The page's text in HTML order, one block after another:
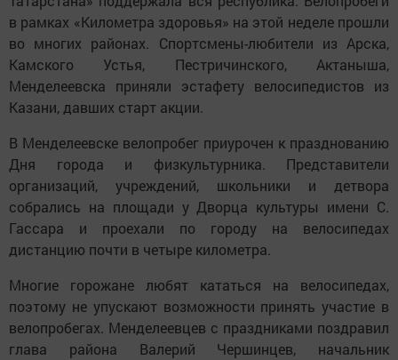
в рамках «Километра здоровья» на этой неделе прошли
во многих районах. Спортсмены-любители из Арска,
Камского Устья, Пестричинского, Актаныша,
Менделеевска приняли эстафету велосипедистов из
Казани, давших старт акции.
В Менделеевске велопробег приурочен к празднованию
Дня города и физкультурника. Представители
организаций, учреждений, школьники и детвора
собрались на площади у Дворца культуры имени С.
Гассара и проехали по городу на велосипедах
дистанцию почти в четыре километра.
Многие горожане любят кататься на велосипедах,
поэтому не упускают возможности принять участие в
велопробегах. Менделеевцев с праздниками поздравил
глава района Валерий Чершинцев, начальник